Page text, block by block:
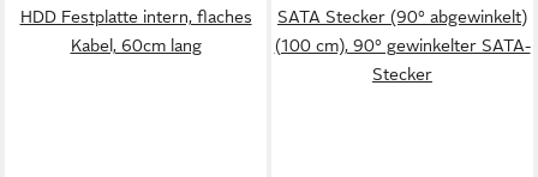
HDD Festplatte intern, flaches
Kabel, 60cm lang
SATA Stecker (90° abgewinkelt)
(100 cm), 90° gewinkelter SATA-
Stecker